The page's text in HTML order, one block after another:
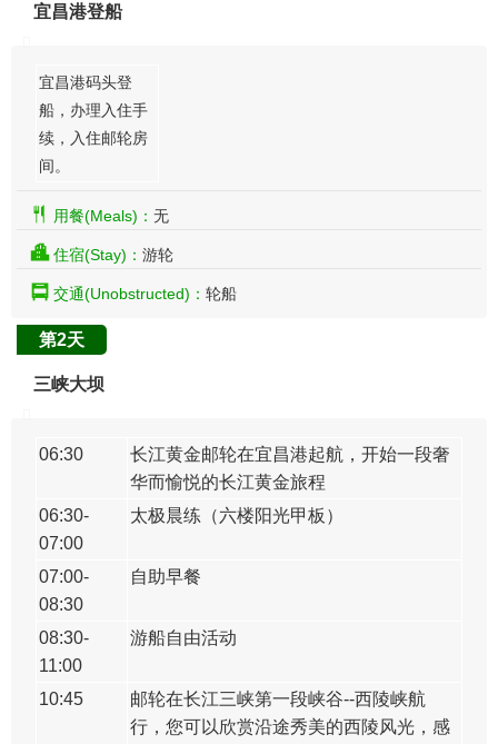
宜昌港登船
宜昌港码头登
船，办理入住手
续，入住邮轮房
间。
用餐(Meals)： 无
住宿(Stay)： 游轮
交通(Unobstructed)： 轮船
第2天
三峡大坝
06:30
长江黄金邮轮在宜昌港起航，开始一段奢
华而愉悦的长江黄金旅程
06:30-
07:00
太极晨练（六楼阳光甲板）
07:00-
08:30
自助早餐
08:30-
11:00
游船自由活动
10:45
邮轮在长江三峡第一段峡谷--西陵峡航
行，您可以欣赏沿途秀美的西陵风光，感